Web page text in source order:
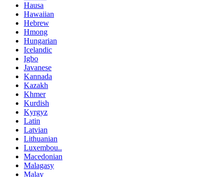
Hausa
Hawaiian
Hebrew
Hmong
Hungarian
Icelandic
Igbo
Javanese
Kannada
Kazakh
Khmer
Kurdish
Kyrgyz
Latin
Latvian
Lithuanian
Luxembou..
Macedonian
Malagasy
Malay